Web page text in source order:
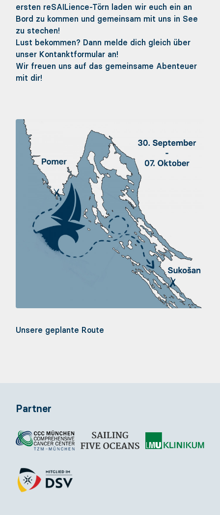
Leinen los! - FAQ
Konzept
Team
Unser Team
Komm an Bord!
Medien
Kontakt
Unterstütze uns
EN
ersten reSAILience-Törn laden wir euch ein an
Bord zu kommen und gemeinsam mit uns in See
zu stechen!
Lust bekommen? Dann melde dich gleich über
unser Kontanktformular an!
Wir freuen uns auf das gemeinsame Abenteuer
mit dir!
Unsere geplante Route
Partner